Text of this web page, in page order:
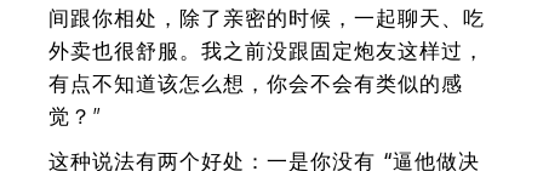
间跟你相处，除了亲密的时候，一起聊天、吃
外卖也很舒服。我之前没跟固定炮友这样过，
有点不知道该怎么想，你会不会有类似的感
觉？”
这种说法有两个好处：一是你没有 “逼他做决